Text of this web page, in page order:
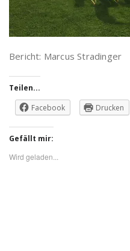
Bericht: Marcus Stradinger
Teilen...
Facebook
Drucken
Gefällt mir:
Wird geladen...